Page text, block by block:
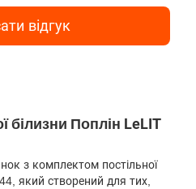
відгук
білизни Поплін LeLIT
з комплектом постільної
який створений для тих,